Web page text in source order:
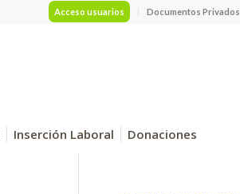
Acceso usuarios Documentos Privados
Inserción Laboral Donaciones